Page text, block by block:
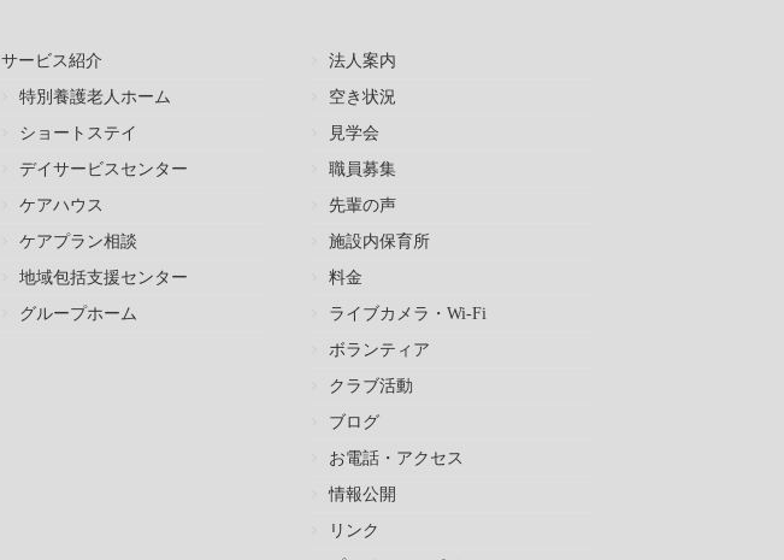
サービス紹介
特別養護老人ホーム
ショートステイ
デイサービスセンター
ケアハウス
ケアプラン相談
地域包括支援センター
グループホーム
法人案内
空き状況
見学会
職員募集
先輩の声
施設内保育所
料金
ライブカメラ・Wi-Fi
ボランティア
クラブ活動
ブログ
お電話・アクセス
情報公開
リンク